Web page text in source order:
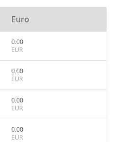
Euro
0.00
EUR
0.00
EUR
0.00
EUR
0.00
EUR